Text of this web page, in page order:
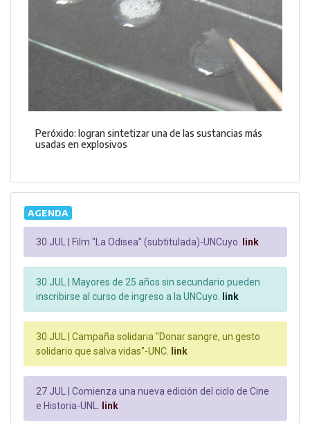
Peróxido: logran sintetizar una de las sustancias más
usadas en explosivos
AGENDA
30 JUL | Film "La Odisea" (subtitulada)-UNCuyo. link
30 JUL | Mayores de 25 años sin secundario pueden
inscribirse al curso de ingreso a la UNCuyo. link
30 JUL | Campaña solidaria "Donar sangre, un gesto
solidario que salva vidas"-UNC. link
27 JUL | Comienza una nueva edición del ciclo de Cine
e Historia-UNL.
link